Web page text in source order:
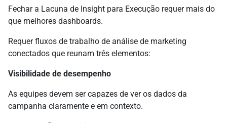
Fechar a Lacuna de Insight para Execução requer mais do
que melhores dashboards.
Requer fluxos de trabalho de análise de marketing
conectados que reunam três elementos:
Visibilidade de desempenho
As equipes devem ser capazes de ver os dados da
campanha claramente e em contexto.